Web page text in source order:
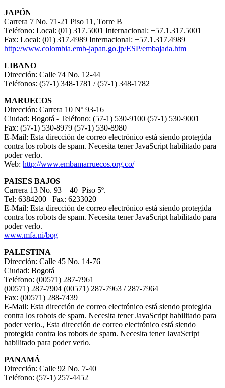
JAPÓN
Carrera 7 No. 71-21 Piso 11, Torre B
Teléfono: Local: (01) 317.5001 Internacional: +57.1.317.5001
Fax: Local: (01) 317.4989 Internacional: +57.1.317.4989
http://www.colombia.emb-japan.go.jp/ESP/embajada.htm
LIBANO
Dirección: Calle 74 No. 12-44
Teléfonos: (57-1) 348-1781 / (57-1) 348-1782
MARUECOS
Dirección: Carrera 10 Nº 93-16
Ciudad: Bogotá - Teléfono: (57-1) 530-9100 (57-1) 530-9001
Fax: (57-1) 530-8979 (57-1) 530-8980
E-Mail: Esta dirección de correo electrónico está siendo protegida
contra los robots de spam. Necesita tener JavaScript habilitado para
poder verlo.
Web: http://www.embamarruecos.org.co/
PAISES BAJOS
Carrera 13 No. 93 – 40 Piso 5º.
Tel: 6384200 Fax: 6233020
E-Mail: Esta dirección de correo electrónico está siendo protegida
contra los robots de spam. Necesita tener JavaScript habilitado para
poder verlo.
www.mfa.ni/bog
PALESTINA
Dirección: Calle 45 No. 14-76
Ciudad: Bogotá
Teléfono: (00571) 287-7961
(00571) 287-7904 (00571) 287-7963 / 287-7964
Fax: (00571) 288-7439
E-Mail: Esta dirección de correo electrónico está siendo protegida
contra los robots de spam. Necesita tener JavaScript habilitado para
poder verlo., Esta dirección de correo electrónico está siendo
protegida contra los robots de spam. Necesita tener JavaScript
habilitado para poder verlo.
PANAMÁ
Dirección: Calle 92 No. 7-40
Teléfono: (57-1) 257-4452